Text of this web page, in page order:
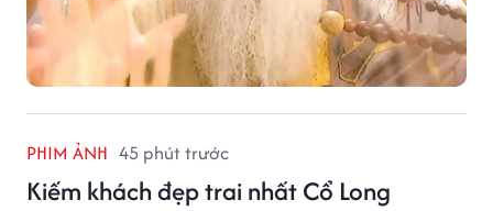
PHIM ẢNH 45 phút trước
Kiếm khách đẹp trai nhất Cổ Long